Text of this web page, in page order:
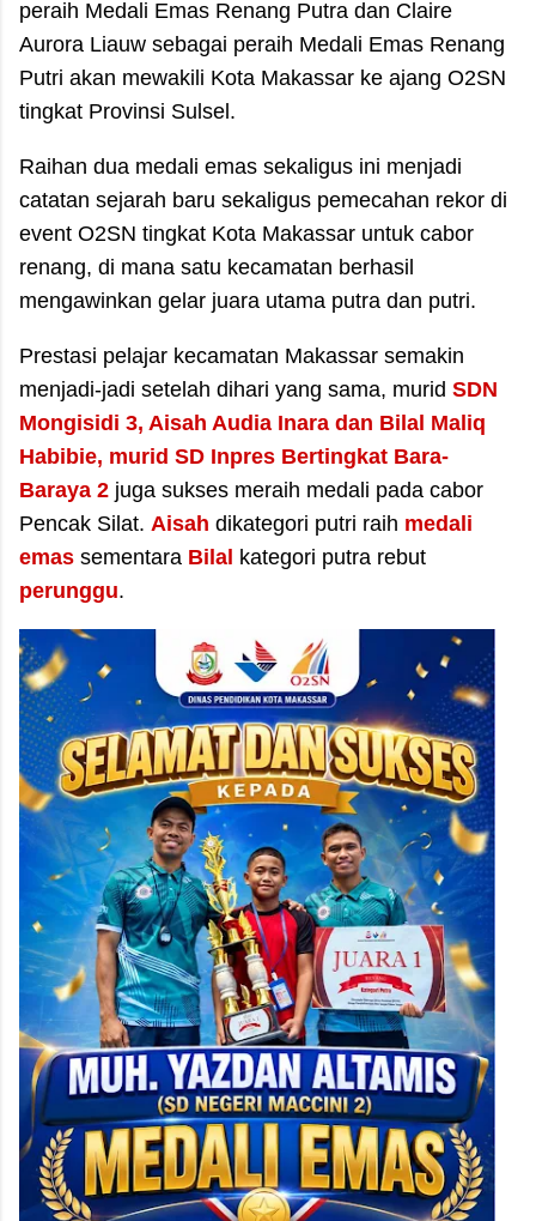
peraih Medali Emas Renang Putra dan Claire
Aurora Liauw sebagai peraih Medali Emas Renang
Putri akan mewakili Kota Makassar ke ajang O2SN
tingkat Provinsi Sulsel.
​Raihan dua medali emas sekaligus ini menjadi
catatan sejarah baru sekaligus pemecahan rekor di
event O2SN tingkat Kota Makassar untuk cabor
renang, di mana satu kecamatan berhasil
mengawinkan gelar juara utama putra dan putri.
Prestasi pelajar kecamatan Makassar semakin
menjadi-jadi setelah dihari yang sama, murid SDN
Mongisidi 3, Aisah Audia Inara dan Bilal Maliq
Habibie, murid SD Inpres Bertingkat Bara-
Baraya 2 juga sukses meraih medali pada cabor
Pencak Silat. Aisah dikategori putri raih medali
emas sementara Bilal kategori putra rebut
perunggu.